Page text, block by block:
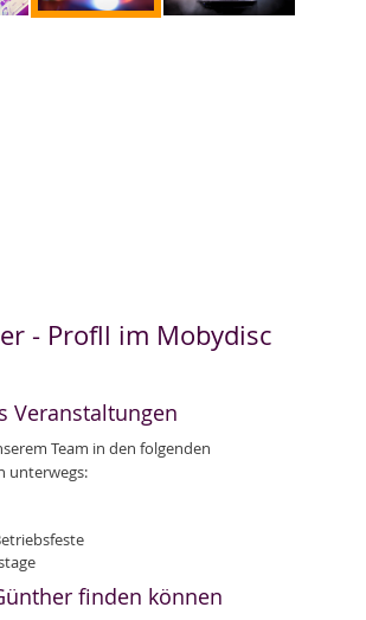
- Profll im Mobydisc
Veranstaltungen
Team in den folgenden
unterwegs:
finden können